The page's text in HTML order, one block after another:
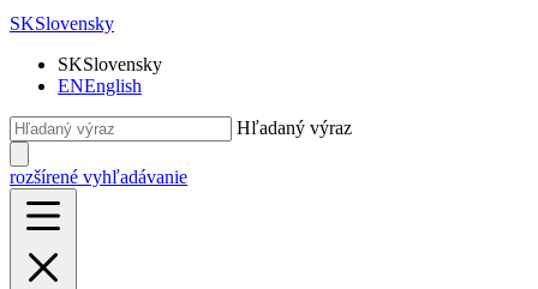
SKSlovensky
SKSlovensky
ENEnglish
Hľadaný výraz
rozšírené vyhľadávanie